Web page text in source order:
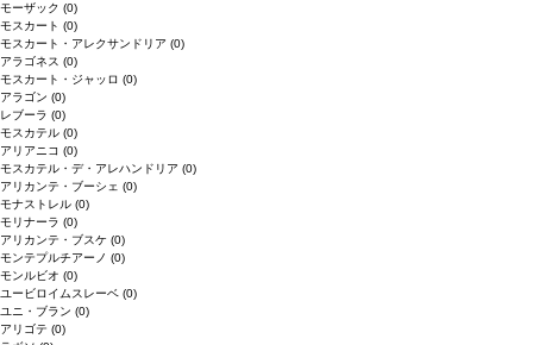
モーザック (0)
モスカート (0)
モスカート・アレクサンドリア (0)
アラゴネス (0)
モスカート・ジャッロ (0)
アラゴン (0)
レブーラ (0)
モスカテル (0)
アリアニコ (0)
モスカテル・デ・アレハンドリア (0)
アリカンテ・ブーシェ (0)
モナストレル (0)
モリナーラ (0)
アリカンテ・ブスケ (0)
モンテプルチアーノ (0)
モンルビオ (0)
ユービロイムスレーベ (0)
ユニ・ブラン (0)
アリゴテ (0)